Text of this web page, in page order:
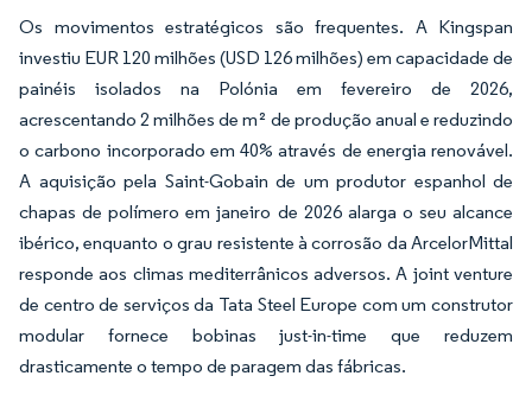
Os movimentos estratégicos são frequentes. A Kingspan
investiu EUR 120 milhões (USD 126 milhões) em capacidade de
painéis isolados na Polónia em fevereiro de 2026,
acrescentando 2 milhões de m² de produção anual e reduzindo
o carbono incorporado em 40% através de energia renovável.
A aquisição pela Saint-Gobain de um produtor espanhol de
chapas de polímero em janeiro de 2026 alarga o seu alcance
ibérico, enquanto o grau resistente à corrosão da ArcelorMittal
responde aos climas mediterrânicos adversos. A joint venture
de centro de serviços da Tata Steel Europe com um construtor
modular fornece bobinas just-in-time que reduzem
drasticamente o tempo de paragem das fábricas.